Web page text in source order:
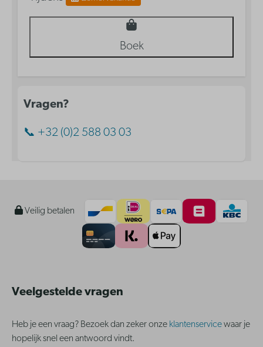
Boek
Vragen?
📞 +32 (0)2 588 03 03
Veilig betalen
Veelgestelde vragen
Heb je een vraag? Bezoek dan zeker onze klantenservicewaar je
hopelijk snel een antwoord vindt.